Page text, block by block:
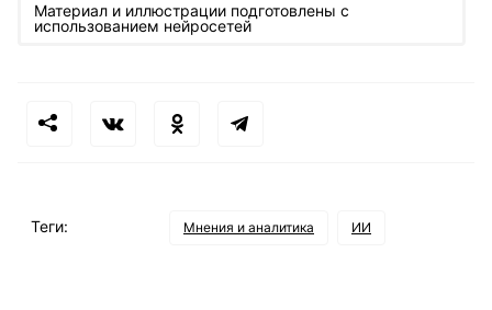
Материал и иллюстрации подготовлены с
использованием нейросетей
Теги: Мнения и аналитика ИИ